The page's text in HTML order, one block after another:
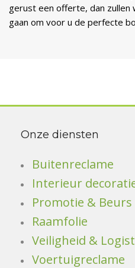
gerust een offerte, dan zullen
gaan om voor u de perfecte
Onze diensten
Buitenreclame
Interieur
Promotie & Beurs
Raamfolie
Veiligheid &
Voertuigreclame